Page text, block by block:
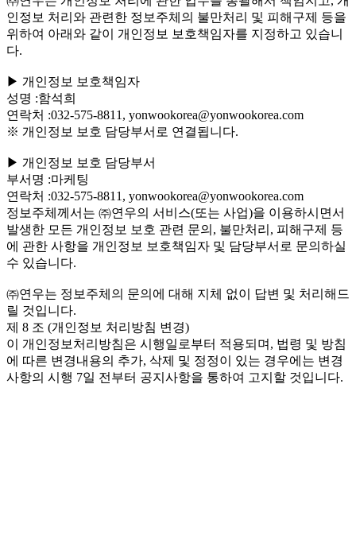
인정보 처리와 관련한 정보주체의 불만처리 및 피해구제 등을
위하여 아래와 같이 개인정보 보호책임자를 지정하고 있습니
다.
▶ 개인정보 보호책임자
성명 :함석희
연락처 :032-575-8811, yonwookorea@yonwookorea.com
※ 개인정보 보호 담당부서로 연결됩니다.
▶ 개인정보 보호 담당부서
부서명 :마케팅
연락처 :032-575-8811, yonwookorea@yonwookorea.com
정보주체께서는 ㈜연우의 서비스(또는 사업)을 이용하시면서
발생한 모든 개인정보 보호 관련 문의, 불만처리, 피해구제 등
에 관한 사항을 개인정보 보호책임자 및 담당부서로 문의하실
수 있습니다.
㈜연우는 정보주체의 문의에 대해 지체 없이 답변 및 처리해드
릴 것입니다.
제 8 조 (개인정보 처리방침 변경)
이 개인정보처리방침은 시행일로부터 적용되며, 법령 및 방침
에 따른 변경내용의 추가, 삭제 및 정정이 있는 경우에는 변경
사항의 시행 7일 전부터 공지사항을 통하여 고지할 것입니다.